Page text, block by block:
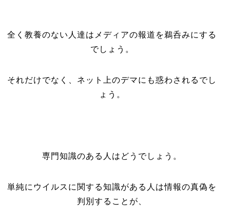
全く教養のない人達はメディアの報道を鵜呑みにする
でしょう。
それだけでなく、ネット上のデマにも惑わされるでし
ょう。
専門知識のある人はどうでしょう。
単純にウイルスに関する知識がある人は情報の真偽を
判別することが、